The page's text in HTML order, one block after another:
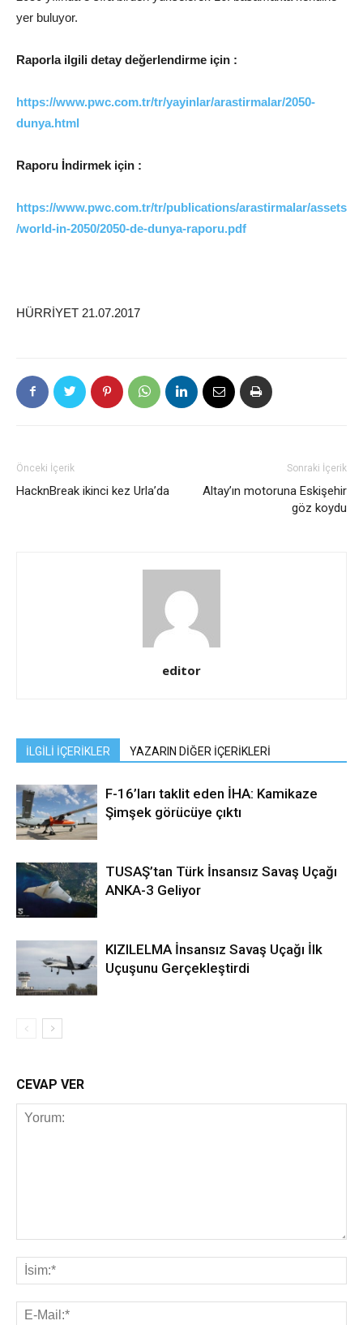
yer buluyor.
Raporla ilgili detay değerlendirme için :
https://www.pwc.com.tr/tr/yayinlar/arastirmalar/2050-
dunya.html
Raporu İndirmek için :
https://www.pwc.com.tr/tr/publications/arastirmalar/assets
/world-in-2050/2050-de-dunya-raporu.pdf
HÜRRİYET 21.07.2017
Önceki İçerik
HacknBreak ikinci kez Urla’da
Sonraki İçerik
Altay’ın motoruna Eskişehir
göz koydu
editor
İLGİLİ İÇERİKLER YAZARIN DİĞER İÇERİKLERİ
F-16’ları taklit eden İHA: Kamikaze
Şimşek görücüye çıktı
TUSAŞ’tan Türk İnsansız Savaş Uçağı
ANKA-3 Geliyor
KIZILELMA İnsansız Savaş Uçağı İlk
Uçuşunu Gerçekleştirdi
CEVAP VER